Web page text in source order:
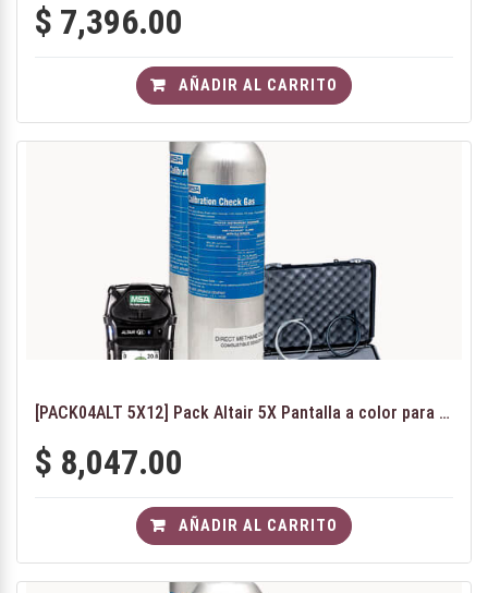
$ 7,396.00
AÑADIR AL CARRITO
[PACK04ALT 5X12] Pack Altair 5X Pantalla a color para industria de alimentos(NH3)
$ 8,047.00
AÑADIR AL CARRITO